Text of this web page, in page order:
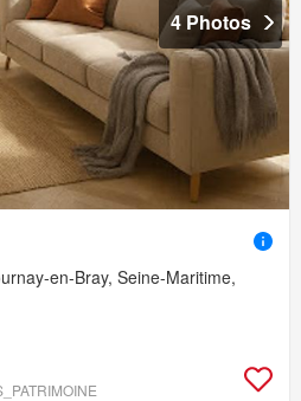
4 Photos
en-Bray, Seine-Maritime,